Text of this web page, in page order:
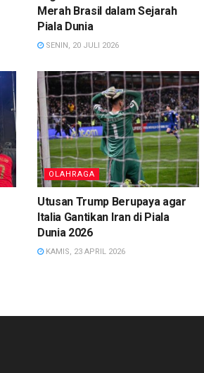
Merah Brasil dalam Sejarah
Piala Dunia
SENIN, 20 JULI 2026
OLAHRAGA
Utusan Trump Berupaya agar
Italia Gantikan Iran di Piala
Dunia 2026
KAMIS, 23 APRIL 2026